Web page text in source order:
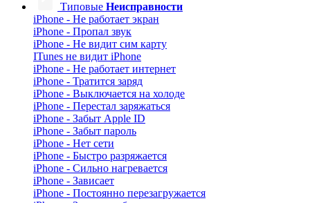
Типовые Неисправности
iPhone - Не работает экран
iPhone - Пропал звук
iPhone - Не видит сим карту
ITunes не видит iPhone
iPhone - Не работает интернет
iPhone - Тратится заряд
iPhone - Выключается на холоде
iPhone - Перестал заряжаться
iPhone - Забыт Apple ID
iPhone - Забыт пароль
iPhone - Нет сети
iPhone - Быстро разряжается
iPhone - Сильно нагревается
iPhone - Зависает
iPhone - Постоянно перезагружается